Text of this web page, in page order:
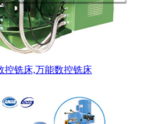
控铣床,万能数控铣床